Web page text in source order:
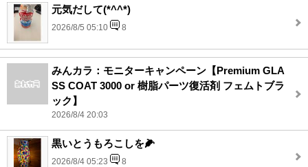
元気だして(*^^*)
2026/8/5 05:10 8
みんカラ：モニターキャンペーン【Premium GLA
SS COAT 3000 or 樹脂パーツ復活剤 フェムトブラ
ック】
2026/8/4 20:03
黒いとうもろこしを🌽
2026/8/4 05:23 8